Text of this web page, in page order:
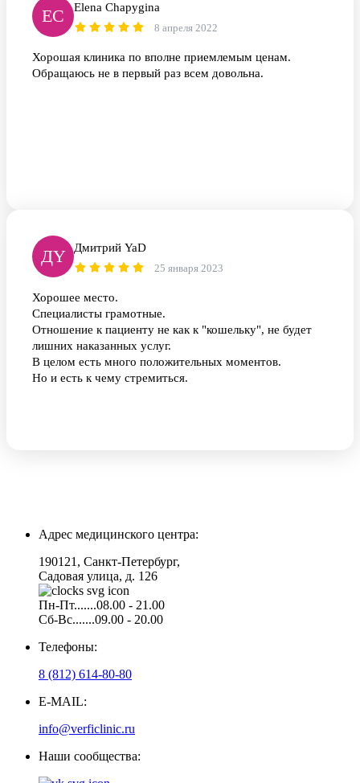
EC Elena Chapygina
8 апреля 2022
Хорошая клиника по вполне приемлемым ценам.
Обращаюсь не в первый раз всем довольна.
ДY Дмитрий YaD
25 января 2023
Хорошее место.
Специалисты грамотные.
Отношение к пациенту не как к "кошельку", не будет
лишних наказанных услуг.
В целом есть много положительных моментов.
Но и есть к чему стремиться.
Адрес медицинского центра:
190121, Санкт-Петербург,
Садовая улица, д. 126
Пн-Пт.......08.00 - 21.00
Сб-Вс.......09.00 - 20.00
Телефоны:
8 (812) 614-80-80
E-MAIL:
info@verficlinic.ru
Наши сообщества: